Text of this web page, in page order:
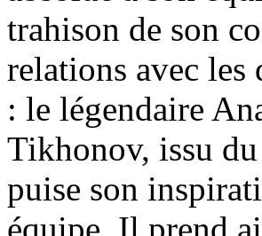
trahison de son
relations avec les
: le légendaire
Tikhonov, issu
puise son
équipe. Il prend